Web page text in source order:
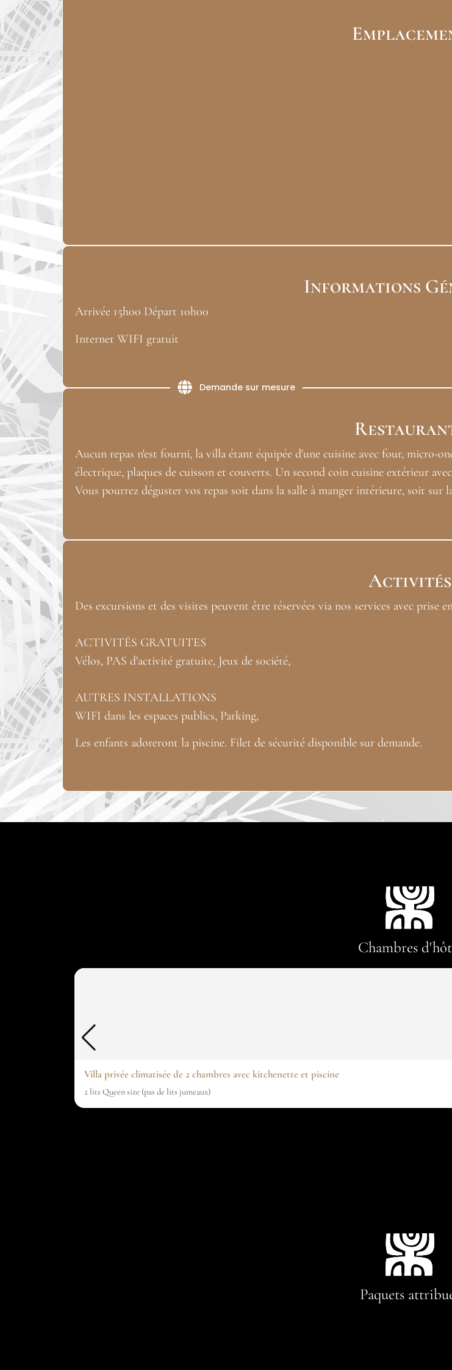
Informations
Arrivée 15h00 Départ 10h00
Internet WIFI gratuit
Aucun repas n'est fourni, la villa étant équipée d'une cuisine avec four, micro-
électrique, plaques de cuisson et couverts. Un second coin cuisine extérieur
Vous pourrez déguster vos repas soit dans la salle à manger intérieure, soit sur
Activités
Des excursions et des visites peuvent être réservées via nos services avec prise
ACTIVITÉS GRATUITES
Vélos, PAS d'activité gratuite, Jeux de société,
AUTRES INSTALLATIONS
WIFI dans les espaces publics, Parking,
Les enfants adoreront la piscine. Filet de sécurité disponible sur demande.
Chambres
Demande sur mesure